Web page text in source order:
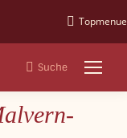
Topmenue
Search:
Suche